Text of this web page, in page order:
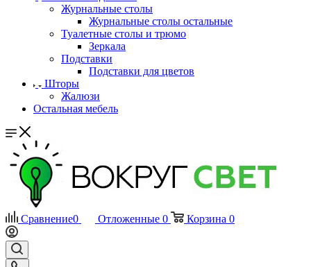
Журнальные столы
Журнальные столы остальные
Туалетные столы и трюмо
Зеркала
Подставки
Подставки для цветов
Шторы
Жалюзи
Остальная мебель
Сравнение0 Отложенные 0 Корзина 0